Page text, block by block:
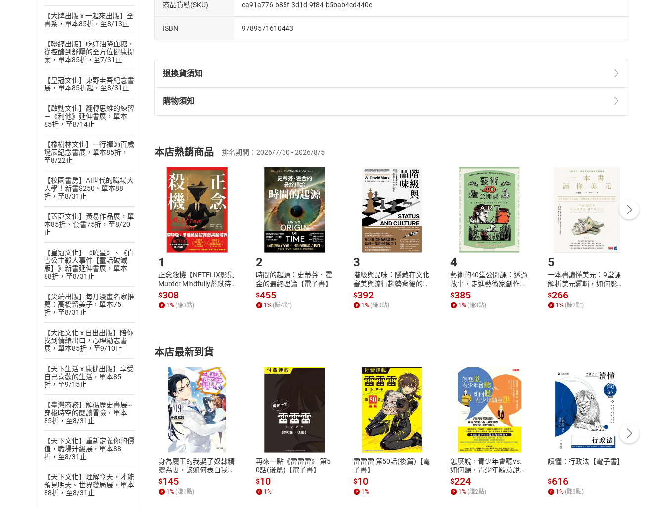
【大牌出版 x 一起來出版】全
書系，單本85折，至8/13止
【聯經出版】吃好油降血糖，
從控醣到舒壓的全方位健康提
案，單本85折，至7/31止
【皇冠文化】東野圭吾紀念書
展，單本85折起，至8/31止
【啟動文化】翻轉思維的練習
－《利他》延伸書展，單本
85折，至8/14止
【橡樹林文化】一行禪師百歲
誕辰紀念書展，單本85折，
至8/22止
【校園書房】AI世代的職場大
人學！新書$250、單本88
折，至8/31止
【蓋亞文化】黃易作品展，單
本85折、套書75折，至8/20
止
【皇冠文化】《曉星》、《白
雪公主殺人事件【童話破滅
版】》新書延伸書展，單本
88折，至8/31止
【尖端出版】每月漫畫名家推
薦：高橋留美子，單本75
折，至8/31止
【大雁文化 x 日出出版】陪你
找到情緒出口，心理勵志書
展，單本85折，至9/10止
【天下生活 x 康健出版】享受
自己喜歡的生活，單本85
折，至9/15止
【臺灣商務】解碼歷史書展~
穿梭時空的閱讀冒險，單本
85折，至8/31止
【天下文化】重新定義你的價
值，職場升級展，單本88
折，至8/31止
【天下文化】理解今天，才能
預見明天。世界變局展，單本
88折，至8/31止
商品貨號(SKU) ea91a776-b85f-3d1d-9f84-b5bab4cd440e
ISBN 9789571610443
退換貨須知
退換貨規定：
(一)依消費者保護法第19條第1項後段暨通訊交易解除權合理例外情事適用準則第2條第5款之規定，「非以有形媒介提供之數位
(二)消費者訂購本店鋪之商品即代表知悉本店鋪所銷售之商品為電子書，屬非以有形媒介提供之數位內容，消費者同意若訂購後
且已下載/存取電子書，不得請求退貨退款。
退貨方式：您欲取消訂單或辦理退貨時，請登入樂天市場，並於「我的訂單」中點選「瀏覽訂單明細」
「申請取消訂單/ 退
貨」，本店鋪將依您的申請進行審核，待審核通過後將為您辦理退款事宜。
請注意，樂天市場須以整筆訂單為單位進行取消/退貨，恕無法以單支商品取消/退貨。
購物須知
挑選商品
Choose
放入購物車
Shopping cart
登入帳號
Login
付款方式
Payment
完成訂單
Complete
購書後，如何開始使用？
Step1.選擇閱讀載具 Step2.登入帳號，下載書籍後看書
付款方式
ATM轉帳、信用卡、LINE PAY、AFTEE
退換貨規範
本店是否提供消費者保護法七日猶豫期
之權利，遽消費者保護法及通訊交易解
除權合理例外情事適用準則，依商品性
質各有不同規定。詳細退換貨說明請參
照各商品說明。
客服資訊
服務時間：週一到週五 10:00-12:00、
13:00-17:00 (國定假日及例假日休息)
客服電話：0080-1857077
本店熱銷商品 排名期間：2026/7/30 - 2026/8/5
1
正念殺機【NETFLIX影集
Murder Mindfully蓄弒待
發】【電子書】
$308
1 % (賺3點)
2
時間的起源：史蒂芬．霍
金的最終理論【電子書】
$455
1 % (賺4點)
3
階級與品味：隱藏在文化
審美與流行趨勢背後的地
位渴望【電子書】
$392
1 % (賺3點)
4
藝術的40堂公開課：透過
故事，走進藝術家創作現
場，看藝術如何誕生、如
何形塑人類生活【電子
書】
$385
1% (賺3點)
5
一本書讀懂美元：9堂課
解析美元邏輯，如何影響
全球經濟和每個人的投資
【電子書】
$266
1% (賺2點)
本店最新到貨
身為魔王的我娶了奴隸精
靈為妻，該如何表白我的
愛？(19)【電子書】
$145
1 % (賺1 點)
再來一點《雷雷雷》 第5
0話(後篇)【電子書】
$10
1 %
雷雷雷 第50話(後篇)【電
子書】
$10
1 %
怎麼說，青少年會聽vs.
如何聽，青少年願意說
【電子書】
$224
1% (賺2點)
讀懂：行政法【電子書】
$616
1% (賺6點)